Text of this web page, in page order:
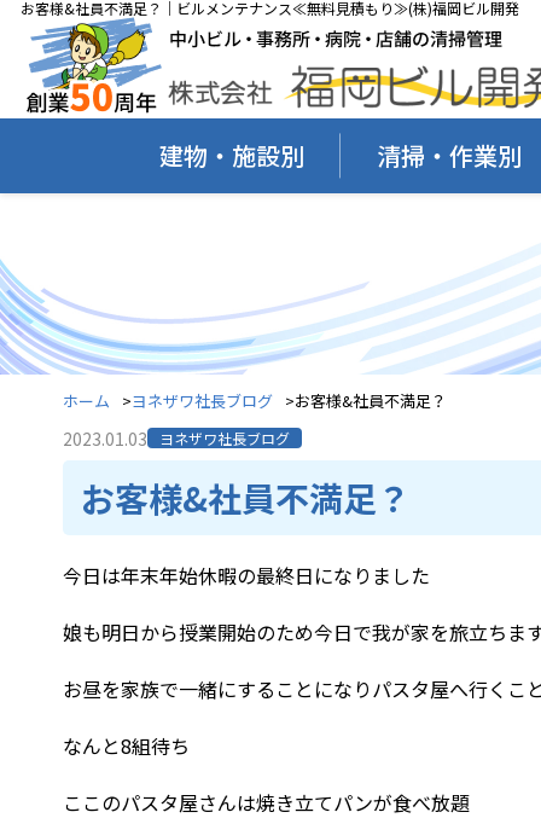
お客様&社員不満足？｜ビルメンテナンス≪無料見積もり≫(株)福岡ビル開発
建物・施設別 清掃・作業別
ホーム ヨネザワ社長ブログ お客様&社員不満足？
2023.01.03 ヨネザワ社長ブログ
お客様&社員不満足？
今日は年末年始休暇の最終日になりました
娘も明日から授業開始のため今日で我が家を旅立ちま
お昼を家族で一緒にすることになりパスタ屋へ行くこ
なんと8組待ち
ここのパスタ屋さんは焼き立てパンが食べ放題